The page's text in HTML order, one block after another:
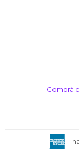
Comprá